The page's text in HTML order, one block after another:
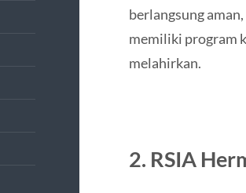
berlangsung
memiliki program
melahirkan.
2. RSIA